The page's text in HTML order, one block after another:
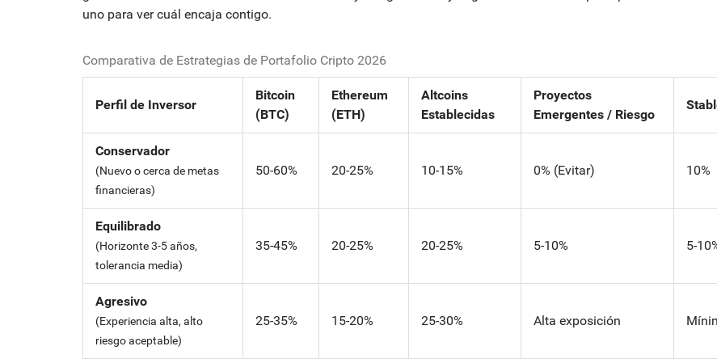
uno para ver cuál encaja contigo.
Comparativa de Estrategias de Portafolio Cripto 2026
Perfil de Inversor
Bitcoin
(BTC)
Ethereum
(ETH)
Altcoins
Establecidas
Proyectos
Emergentes / Riesgo
Conservador
(Nuevo o cerca de metas
financieras)
50-60% 20-25% 10-15% 0% (Evitar) 10%
Equilibrado
(Horizonte 3-5 años,
tolerancia media)
35-45% 20-25% 20-25% 5-10% 5-
Agresivo
(Experiencia alta, alto
riesgo aceptable)
25-35% 15-20% 25-30% Alta exposición